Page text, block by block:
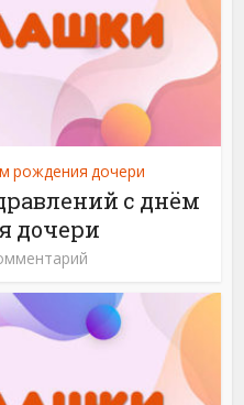
рождения дочери
с днём
дочери